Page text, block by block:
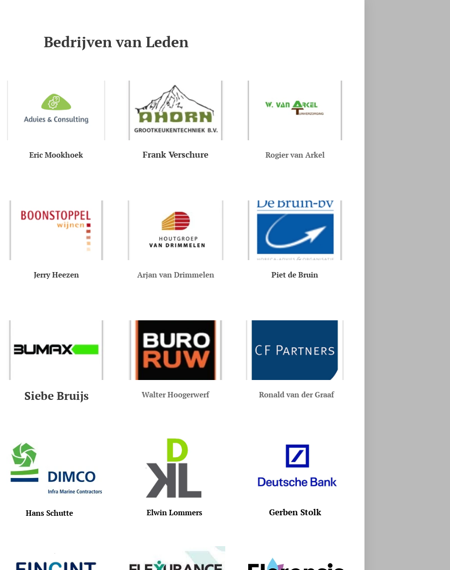
Bedrijven van Leden
Eric Mookhoek Frank Verschure Rogier van Arkel
Jerry Heezen Arjan van Drimmelen Piet de Bruin
Siebe Bruijs Walter Hoogerwerf Ronald van der Graaf
Hans Schutte Elwin Lommers Gerben Stolk